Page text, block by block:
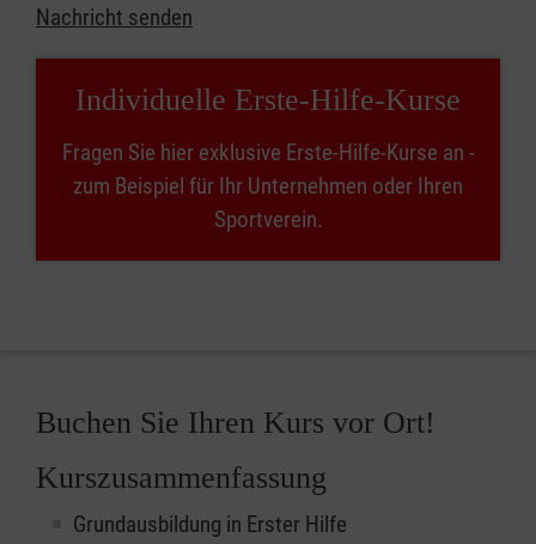
Nachricht senden
Individuelle Erste-Hilfe-Kurse
Fragen Sie hier exklusive Erste-Hilfe-Kurse an -
zum Beispiel für Ihr Unternehmen oder Ihren
Sportverein.
Buchen Sie Ihren Kurs vor Ort!
Kurszusammenfassung
Grundausbildung in Erster Hilfe